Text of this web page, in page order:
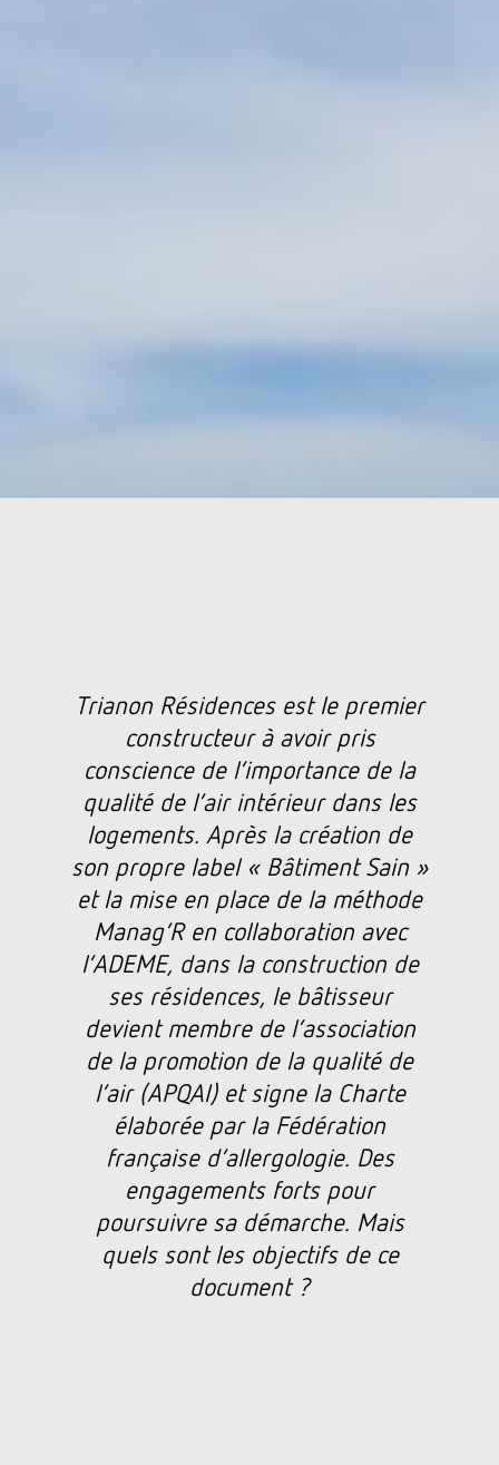
Trianon Résidences est le premier
constructeur à avoir pris
conscience de l’importance de la
qualité de l’air intérieur dans les
logements. Après la création de
son propre label « Bâtiment Sain »
et la mise en place de la méthode
Manag’R en collaboration avec
l’ADEME, dans la construction de
ses résidences, le bâtisseur
devient membre de l’association
de la promotion de la qualité de
l’air (APQAI) et signe la Charte
élaborée par la Fédération
française d’allergologie. Des
engagements forts pour
poursuivre sa démarche. Mais
quels sont les objectifs de ce
document ?